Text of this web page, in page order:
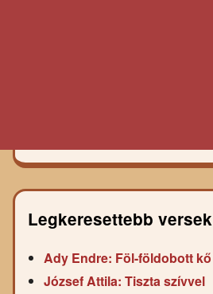
Legkeresettebb versek
Ady Endre: Föl-földobott kő
József Attila: Tiszta szívvel